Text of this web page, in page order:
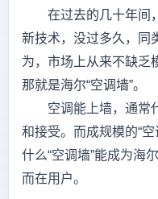
在过去的几十年间，
新技术，没过多久，同
为，市场上从来不缺乏
那就是海尔“空调墙”。
空调能上墙，通常代
和接受。而成规模的“
什么“空调墙”能成为海
而在用户。